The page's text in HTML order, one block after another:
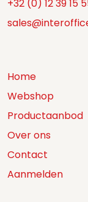
+32 (0) 12 39 15
Home
Webshop
Productaanbod
Over ons
Contact
Aanmelden